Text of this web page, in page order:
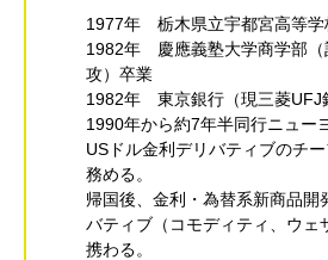
1977年 栃木県立宇都宮高等
1982年 慶應義塾大学商学部（
攻）卒業
1982年 東京銀行（現三菱
1990年から約7年半同行ニュー
USドル金利デリバティブのチ
務める。
帰国後、金利・為替系新商品開
バティブ（コモディティ、ウェ
携わる。